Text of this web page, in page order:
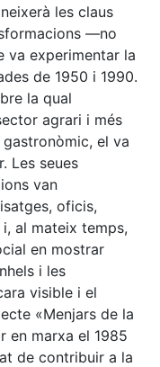
les claus
—no
va experimentar la
de 1950 i 1990.
la qual
agrari i més
el va
Les seues
van
oficis,
al mateix temps,
en mostrar
i les
visible i el
«Menjars de la
en marxa el 1985
de contribuir a la